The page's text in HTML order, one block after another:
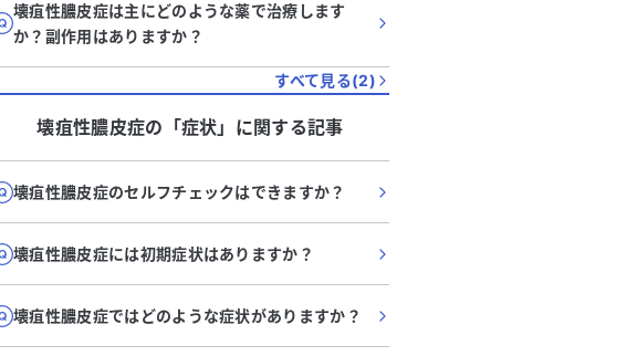
壊疽性膿皮症は主にどのような薬で治療します
か？副作用はありますか？
すべて見る(2)
壊疽性膿皮症の「症状」に関する記事
壊疽性膿皮症のセルフチェックはできますか？
壊疽性膿皮症には初期症状はありますか？
壊疽性膿皮症ではどのような症状がありますか？